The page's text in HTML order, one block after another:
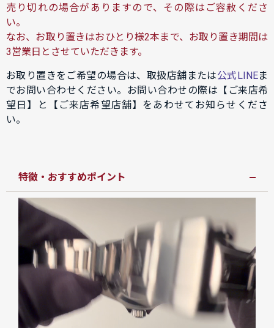
売り切れの場合がありますので、その際はご容赦くださ
い。
なお、お取り置きはおひとり様2本まで、お取り置き期間は
3営業日とさせていただきます。
お取り置きをご希望の場合は、取扱店舗または公式LINEま
でお問い合わせください。お問い合わせの際は【ご来店希
望日】と【ご来店希望店舗】をあわせてお知らせくださ
い。
特徴・おすすめポイント